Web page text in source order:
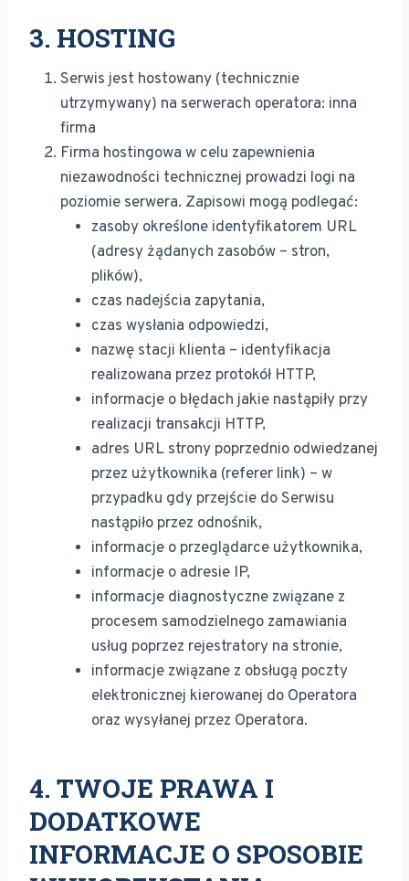
3. HOSTING
Serwis jest hostowany (technicznie
utrzymywany) na serwerach operatora: inna
firma
Firma hostingowa w celu zapewnienia
niezawodności technicznej prowadzi logi na
poziomie serwera. Zapisowi mogą podlegać:
zasoby określone identyfikatorem URL
(adresy żądanych zasobów – stron,
plików),
czas nadejścia zapytania,
czas wysłania odpowiedzi,
nazwę stacji klienta – identyfikacja
realizowana przez protokół HTTP,
informacje o błędach jakie nastąpiły przy
realizacji transakcji HTTP,
adres URL strony poprzednio odwiedzanej
przez użytkownika (referer link) – w
przypadku gdy przejście do Serwisu
nastąpiło przez odnośnik,
informacje o przeglądarce użytkownika,
informacje o adresie IP,
informacje diagnostyczne związane z
procesem samodzielnego zamawiania
usług poprzez rejestratory na stronie,
informacje związane z obsługą poczty
elektronicznej kierowanej do Operatora
oraz wysyłanej przez Operatora.
4. TWOJE PRAWA I
DODATKOWE
INFORMACJE O SPOSOBIE